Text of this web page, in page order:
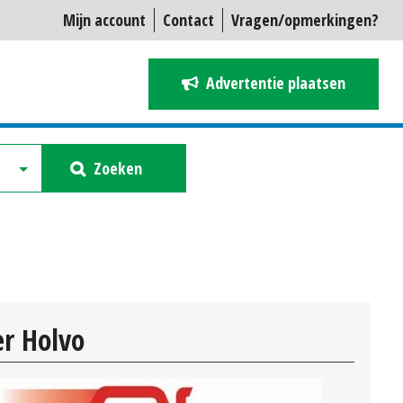
Mijn account Contact Vragen/opmerkingen?
Advertentie plaatsen
Zoeken
Holvo